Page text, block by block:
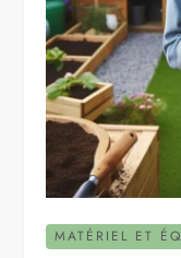
MATÉRIEL ET